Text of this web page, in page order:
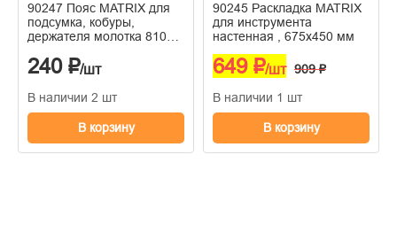
90247 Пояс MATRIX для
подсумка, кобуры,
держателя молотка 810мм
240 ₽/шт
В наличии 2 шт
В корзину
90245 Раскладка MATRIX
для инструмента
настенная , 675х450 мм
649 ₽/шт 909 ₽
В наличии 1 шт
В корзину